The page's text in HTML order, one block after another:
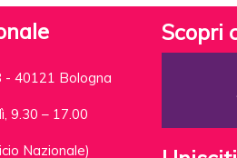
- 40121 Bologna
9.30 – 17.00
Nazionale)
Scopri